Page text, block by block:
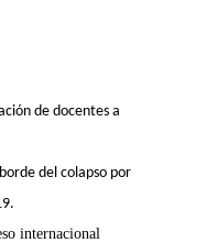
de docentes a
del colapso por
internacional